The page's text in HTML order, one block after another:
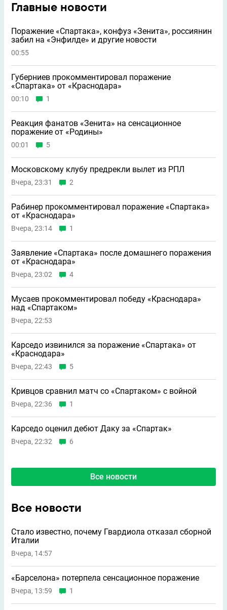
Главные новости
Поражение «Спартака», конфуз «Зенита», россиянин
забил на «Энфилде» и другие новости
00:55
Губерниев прокомментировал поражение
«Спартака» от «Краснодара»
00:10 1
Реакция фанатов «Зенита» на сенсационное
поражение от «Родины»
00:01 5
Московскому клубу предрекли вылет из РПЛ
Вчера, 23:31 2
Рабинер прокомментировал поражение «Спартака»
от «Краснодара»
Вчера, 23:14 1
Заявление «Спартака» после домашнего поражения
от «Краснодара»
Вчера, 23:02 4
Мусаев прокомментировал победу «Краснодара»
над «Спартаком»
Вчера, 22:53
Карседо извинился за поражение «Спартака» от
«Краснодара»
Вчера, 22:43 5
Кривцов сравнил матч со «Спартаком» с войной
Вчера, 22:36 1
Карседо оценил дебют Даку за «Спартак»
Вчера, 22:32 6
Все новости
Все новости
Стало известно, почему Гвардиола отказал сборной
Италии
Вчера, 14:57
«Барселона» потерпела сенсационное поражение
Вчера, 13:59 1